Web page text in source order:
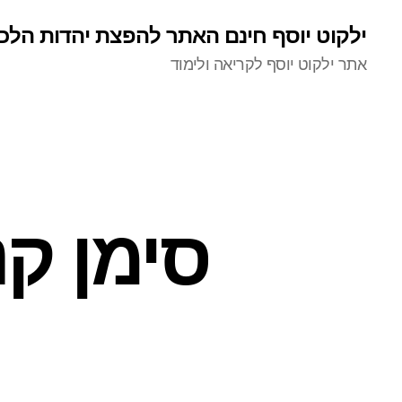
ילקוט יוסף חינם האתר להפצת יהדות
אתר ילקוט יוסף לקריאה ולימוד
סימן